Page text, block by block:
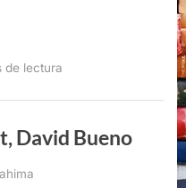
de lectura
David Bueno